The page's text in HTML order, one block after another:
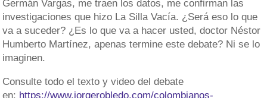
Germán Vargas, me traen los datos, me confirman las
investigaciones que hizo La Silla Vacía. ¿Será eso lo que
va a suceder? ¿Es lo que va a hacer usted, doctor Néstor
Humberto Martínez, apenas termine este debate? Ni se lo
imaginen.
Consulte todo el texto y video del debate
en: https://www.jorgerobledo.com/colombianos-